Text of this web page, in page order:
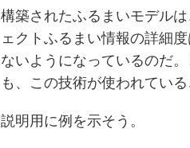
構築されたふるまいモデル
ェクトふるまい情報の詳細
ないようになっているのだ
も、この技術が使われてい
説明用に例を示そう。